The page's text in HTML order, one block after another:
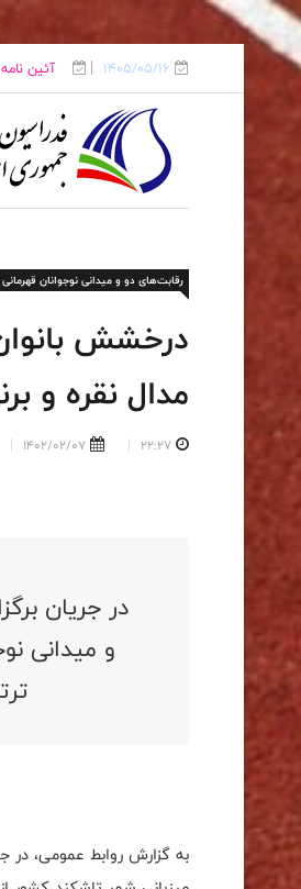
1405/05/16 آئین
رقابت‌های دو و میدانی نوجوانان قهرمانی
درخشش
مدال نقره و
22:27
1402/02/07
در جریان
و میدانی
به گزارش روابط عمومی، در